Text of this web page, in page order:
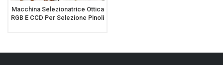
Macchina Selezionatrice Ottica
RGB E CCD Per Selezione Pinoli